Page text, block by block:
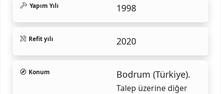
Yapım Yılı 1998
Refit yılı 2020
Konum Bodrum (Türkiye).
Talep üzerine diğer